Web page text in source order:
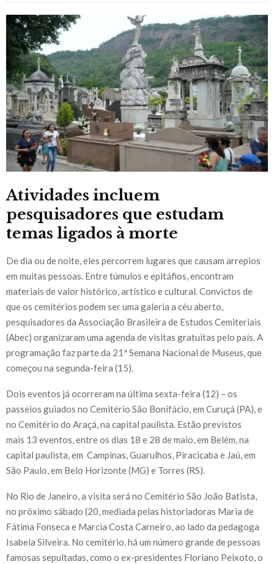
Atividades incluem
pesquisadores que estudam
temas ligados à morte
De dia ou de noite, eles percorrem lugares que causam arrepios
em muitas pessoas. Entre túmulos e epitáfios, encontram
materiais de valor histórico, artístico e cultural. Convictos de
que os cemitérios podem ser uma galeria a céu aberto,
pesquisadores da Associação Brasileira de Estudos Cemiteriais
(Abec) organizaram uma agenda de visitas gratuitas pelo país. A
programação faz parte da 21ª Semana Nacional de Museus, que
começou na segunda-feira (15).
Dois eventos já ocorreram na última sexta-feira (12) – os
passeios guiados no Cemitério São Bonifácio, em Curuçá (PA), e
no Cemitério do Araçá, na capital paulista. Estão previstos
mais 13 eventos, entre os dias 18 e 28 de maio, em Belém, na
capital paulista, em Campinas, Guarulhos, Piracicaba e Jaú, em
São Paulo, em Belo Horizonte (MG) e Torres (RS).
No Rio de Janeiro, a visita será no Cemitério São João Batista,
no próximo sábado (20, mediada pelas historiadoras Maria de
Fátima Fonseca e Marcia Costa Carneiro, ao lado da pedagoga
Isabela Silveira. No cemitério, há um número grande de pessoas
famosas sepultadas, como o ex-presidentes Floriano Peixoto, o